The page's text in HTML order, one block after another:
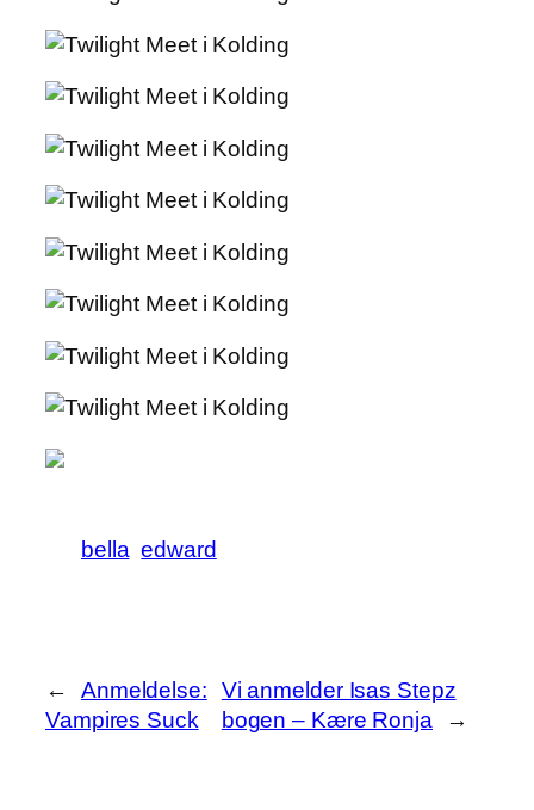
bella edward
←
Anmeldelse:
Vampires Suck
Vi anmelder Isas Stepz
bogen – Kære Ronja
→